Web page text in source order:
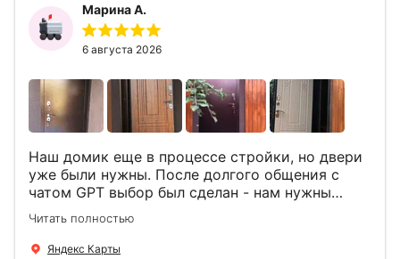
Марина А.
6 августа 2026
Наш домик еще в процессе стройки, но двери
уже были нужны. После долгого общения с
чатом GPT выбор был сделан - нам нужны
двери Аргус Термо Композит, которые нашлись
в компании ДвериОпт . Менеджер Филипп
ответил на все вопросы, посчитал стоимость и
Читать полностью
Яндекс Карты